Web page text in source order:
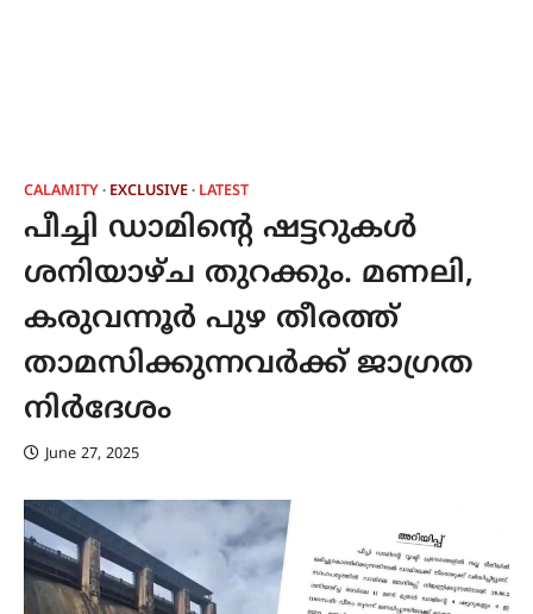
CALAMITY EXCLUSIVE LATEST
പീച്ചി ഡാമിൻ്റെ ഷട്ടറുകൾ
ശനിയാഴ്ച തുറക്കും. മണലി,
കരുവന്നൂർ പുഴ തീരത്ത്
താമസിക്കുന്നവർക്ക് ജാഗ്രത
നിർദേശം
June 27, 2025